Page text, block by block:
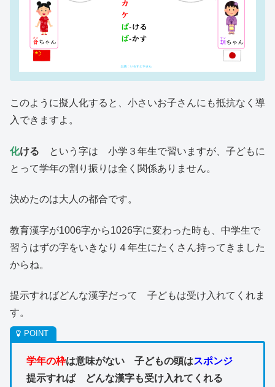
このように擬人化すると、小さいお子さんにも抵抗なく導
入できますよ。
化ける という字は 小学３年生で習いますが、子どもに
とって学年の割り振りは全く関係ありません。
決めたのは大人の都合です。
教育漢字が1006字から1026字に変わった時も、中学生で
習うはずの字をいきなり４年生にたくさん持ってきました
からね。
提示すればどんな漢字だって 子どもは受け入れてくれま
す。
学年の枠は意味がない 子どもの頭はスポンジ
提示すれば どんな漢字も受け入れてくれる